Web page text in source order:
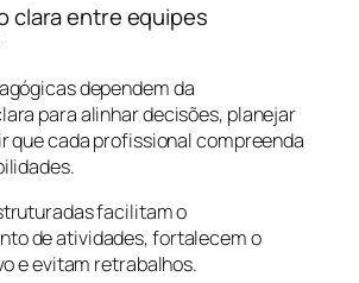
clara entre equipes
dependem da
para alinhar decisões, planejar
que cada profissional compreenda
facilitam o
de atividades, fortalecem o
e evitam retrabalhos.